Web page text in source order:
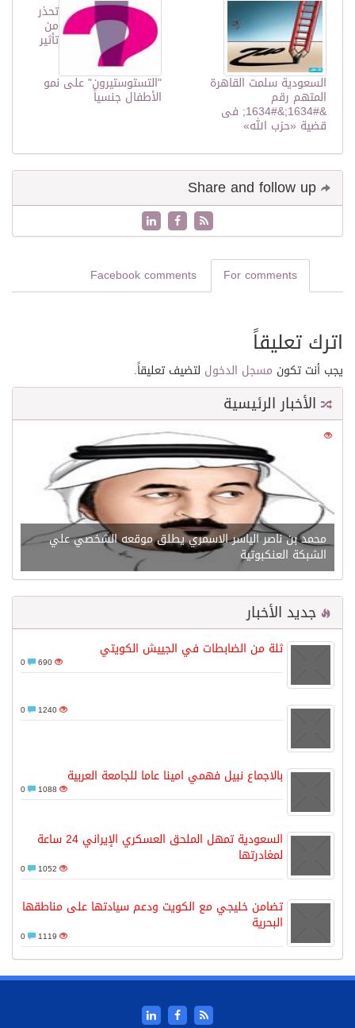
تحذر
من
تأثير
"التستوستيرون" على نمو
الأطفال جنسياً
السعودية سلمت القاهرة
المتهم رقم
&#1634;&#1634; فى
قضية «حزب الله»
For comments
Facebook comments
اترك تعليقاً
يجب أنت تكون مسجل الدخول لتضيف تعليقاً.
الأخبار الرئيسية
21677
محمد بن ناصر الياسر الاسمري يطلق موقعه الشخصي علي
الشبكة العنكبوتية
جديد الأخبار
ثلة من الضابطات في الجييش الكويتي
690
1240
بالاجماع نبيل فهمي امينا عاما للجامعة العربية
1088
السعودية تمهل الملحق العسكري الإيراني 24 ساعة
لمغادرتها
1052
تضامن خليجي مع الكويت ودعم سيادتها على مناطقها
البحرية
1119